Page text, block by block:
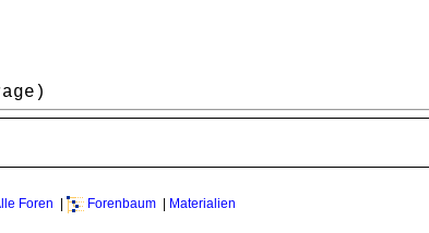
Foren Forenbaum Materialien